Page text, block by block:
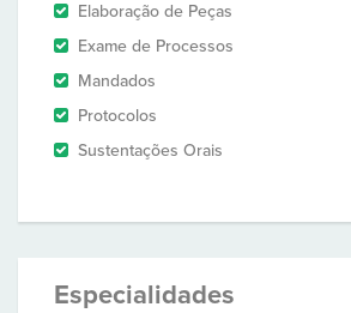
Elaboração de Peças
Exame de Processos
Mandados
Protocolos
Sustentações Orais
Especialidades